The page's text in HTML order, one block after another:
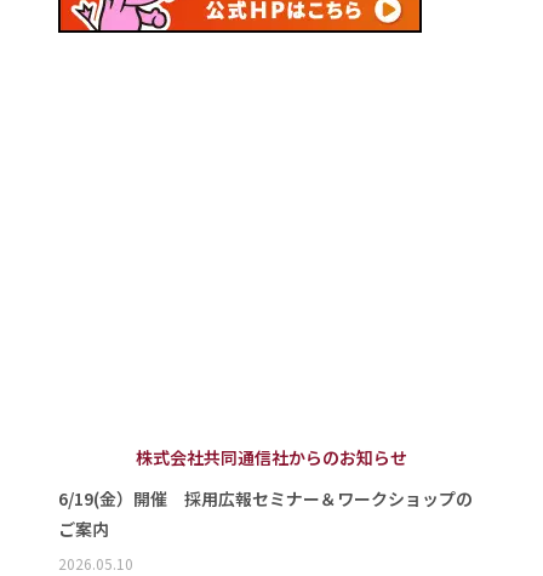
株式会社共同通信社からのお知らせ
6/19(金）開催 採用広報セミナー＆ワークショップの
ご案内
2026.05.10